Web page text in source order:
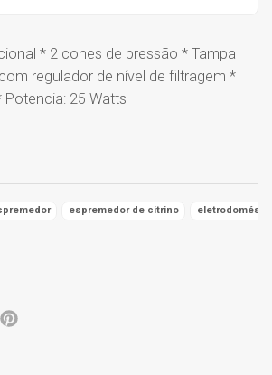
* 2 cones de pressão * Tampa
regulador de nível de filtragem *
Potencia: 25 Watts
espremedor de citrino